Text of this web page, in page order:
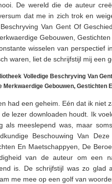
De wereld die de auteur
dat me in zich trok en
Van Gent Of
Gebouwen,
wisselen van perspectief
waren, liet de schrijfstijl mij een
Volledige Beschryving Van
Merkwaerdige Gebouwen, Gestichten
had een geheim. Eén dat ik niet
lezer downloaden houdt. Ik
als meeslepend was, maar
Beschouwing Van
En Maetschappyen, De
van de auteur om een
is. De schrijfstijl was zo glad
me mee op een golf van